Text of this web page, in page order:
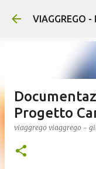
VIAGGREGO -
Progetto
viaggrego viaggrego -